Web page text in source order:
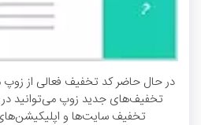
در حال حاضر کد تخفیف فعالی از
تخفیف‌های جدید زوپ می‌توانید در
تخفیف سایت‌ها و اپلیکیشن‌های